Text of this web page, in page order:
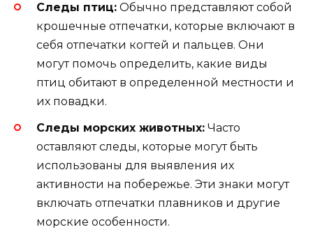
Следы птиц: Обычно представляют собой
крошечные отпечатки, которые включают в
себя отпечатки когтей и пальцев. Они
могут помочь определить, какие виды
птиц обитают в определенной местности и
их повадки.
Следы морских животных: Часто
оставляют следы, которые могут быть
использованы для выявления их
активности на побережье. Эти знаки могут
включать отпечатки плавников и другие
морские особенности.